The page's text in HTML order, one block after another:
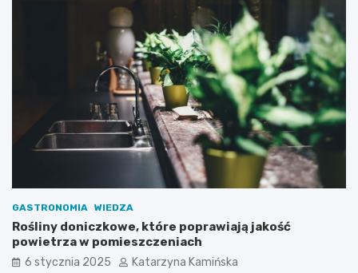
GASTRONOMIA WIEDZA
Rośliny doniczkowe, które poprawiają jakość
powietrza w pomieszczeniach
6 stycznia 2025 Katarzyna Kamińska